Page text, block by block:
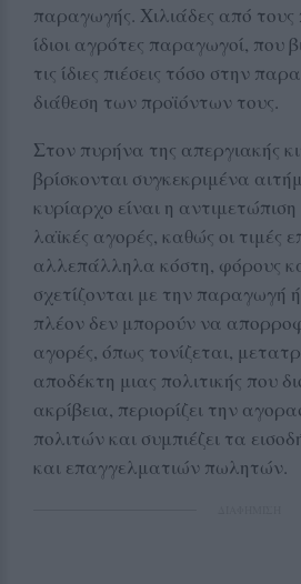
παραγωγής. Χιλιάδες από τους
ίδιοι αγρότες παραγωγοί, που
τις ίδιες πιέσεις τόσο στην
διάθεση των προϊόντων τους.
Στον πυρήνα της απεργιακής
βρίσκονται συγκεκριμένα
κυρίαρχο είναι η αντιμετώπιση
λαϊκές αγορές, καθώς οι τιμές
αλλεπάλληλα κόστη, φόρους
σχετίζονται με την παραγωγή
πλέον δεν μπορούν να
αγορές, όπως τονίζεται,
αποδέκτη μιας πολιτικής που
ακρίβεια, περιορίζει την
πολιτών και συμπιέζει τα
και επαγγελματιών πωλητών.